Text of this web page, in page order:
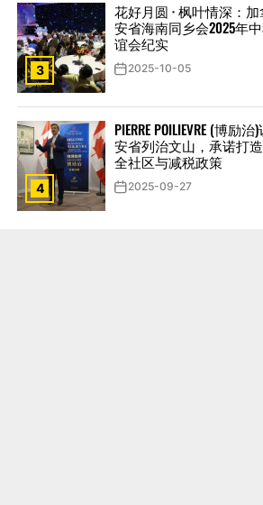
3
花好月圆 · 枫叶情深：
安省海南同乡会2025年
谊会纪实
2025-10-05
4
PIERRE POILIEVRE (博励治
安省列治文山，承诺打
全社区与减税政策
2025-09-27